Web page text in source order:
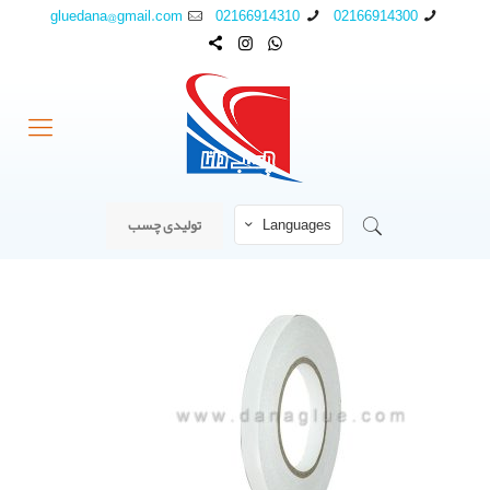
02166914300
02166914310
gluedana@gmail.com
Languages تولیدی چسب